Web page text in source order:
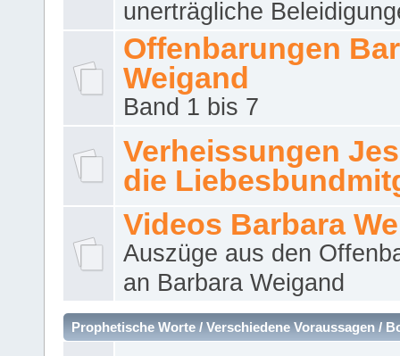
unerträgliche
Offenbarungen
Weigand
Band 1 bis 7
Verheissungen
die
Videos Barbara
Auszüge aus den
an Barbara Weigand
Prophetische Worte / Verschiedene Voraussagen /